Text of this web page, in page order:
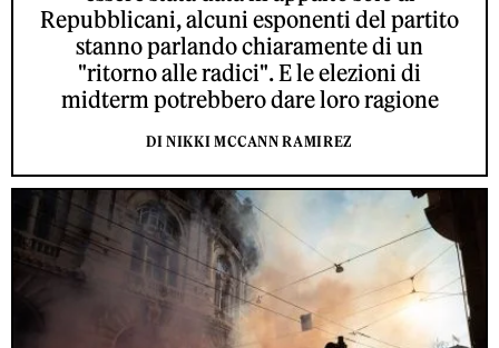
Repubblicani, alcuni esponenti del partito
stanno parlando chiaramente di un
"ritorno alle radici". E le elezioni di
midterm potrebbero dare loro ragione
DI NIKKI MCCANN RAMIREZ